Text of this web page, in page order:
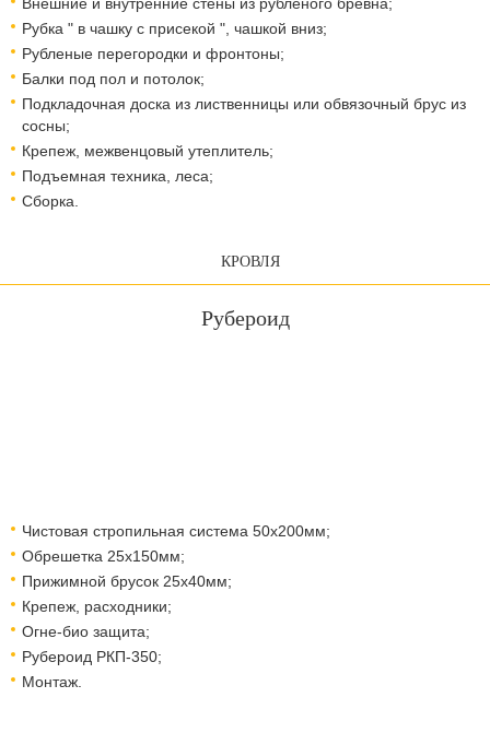
Рубка " в чашку с присекой ", чашкой вниз;
Рубленые перегородки и фронтоны;
Балки под пол и потолок;
Подкладочная доска из лиственницы или обвязочный брус из
сосны;
Крепеж, межвенцовый утеплитель;
Подъемная техника, леса;
Сборка.
КРОВЛЯ
Рубероид
Чистовая стропильная система 50х200мм;
Обрешетка 25х150мм;
Прижимной брусок 25х40мм;
Крепеж, расходники;
Огне-био защита;
Рубероид РКП-350;
Монтаж.